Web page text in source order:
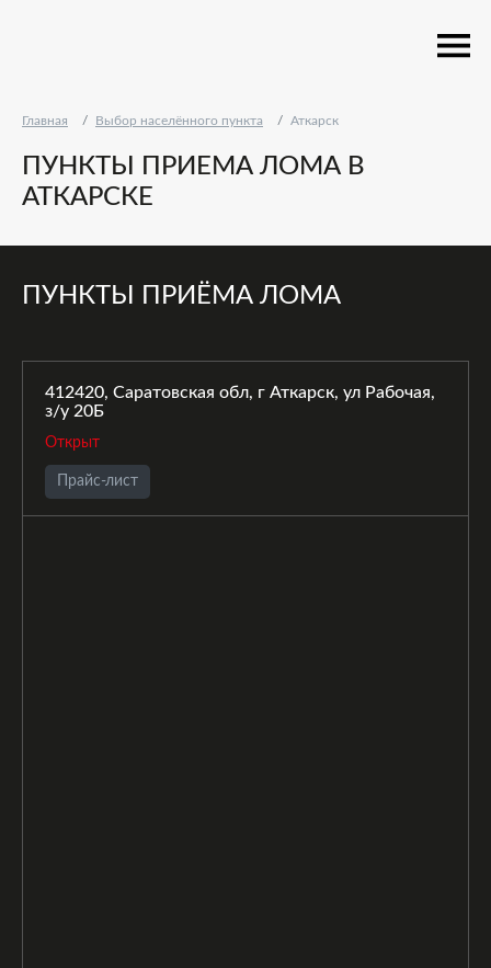
Главная Выбор населённого пункта Аткарск
ПУНКТЫ ПРИЕМА ЛОМА В
АТКАРСКЕ
ПУНКТЫ ПРИЁМА ЛОМА
412420, Саратовская обл, г Аткарск, ул Рабочая,
з/у 20Б
Открыт
Прайс-лист